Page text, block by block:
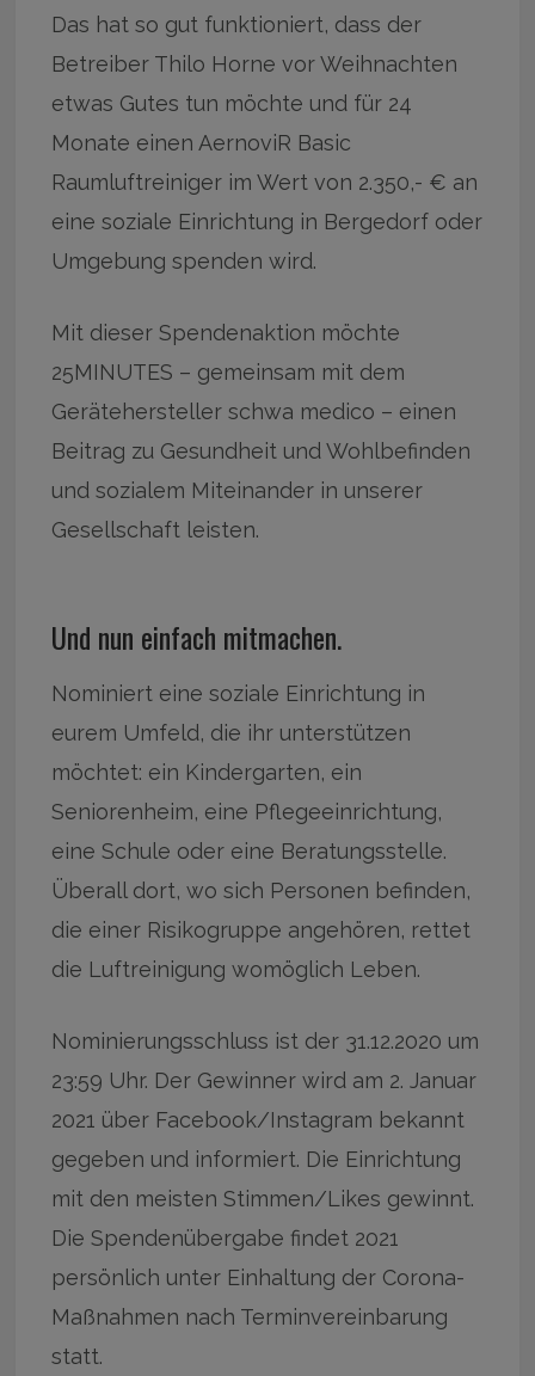
Das hat so gut funktioniert, dass der
Betreiber Thilo Horne vor Weihnachten
etwas Gutes tun möchte und für 24
Monate einen AernoviR Basic
Raumluftreiniger im Wert von 2.350,- € an
eine soziale Einrichtung in Bergedorf oder
Umgebung spenden wird.
Mit dieser Spendenaktion möchte
25MINUTES – gemeinsam mit dem
Gerätehersteller schwa medico – einen
Beitrag zu Gesundheit und Wohlbefinden
und sozialem Miteinander in unserer
Gesellschaft leisten.
Und nun einfach mitmachen.
Nominiert eine soziale Einrichtung in
eurem Umfeld, die ihr unterstützen
möchtet: ein Kindergarten, ein
Seniorenheim, eine Pflegeeinrichtung,
eine Schule oder eine Beratungsstelle.
Überall dort, wo sich Personen befinden,
die einer Risikogruppe angehören, rettet
die Luftreinigung womöglich Leben.
Nominierungsschluss ist der 31.12.2020 um
23:59 Uhr. Der Gewinner wird am 2. Januar
2021 über Facebook/Instagram bekannt
gegeben und informiert. Die Einrichtung
mit den meisten Stimmen/Likes gewinnt.
Die Spendenübergabe findet 2021
persönlich unter Einhaltung der Corona-
Maßnahmen nach Terminvereinbarung
statt.